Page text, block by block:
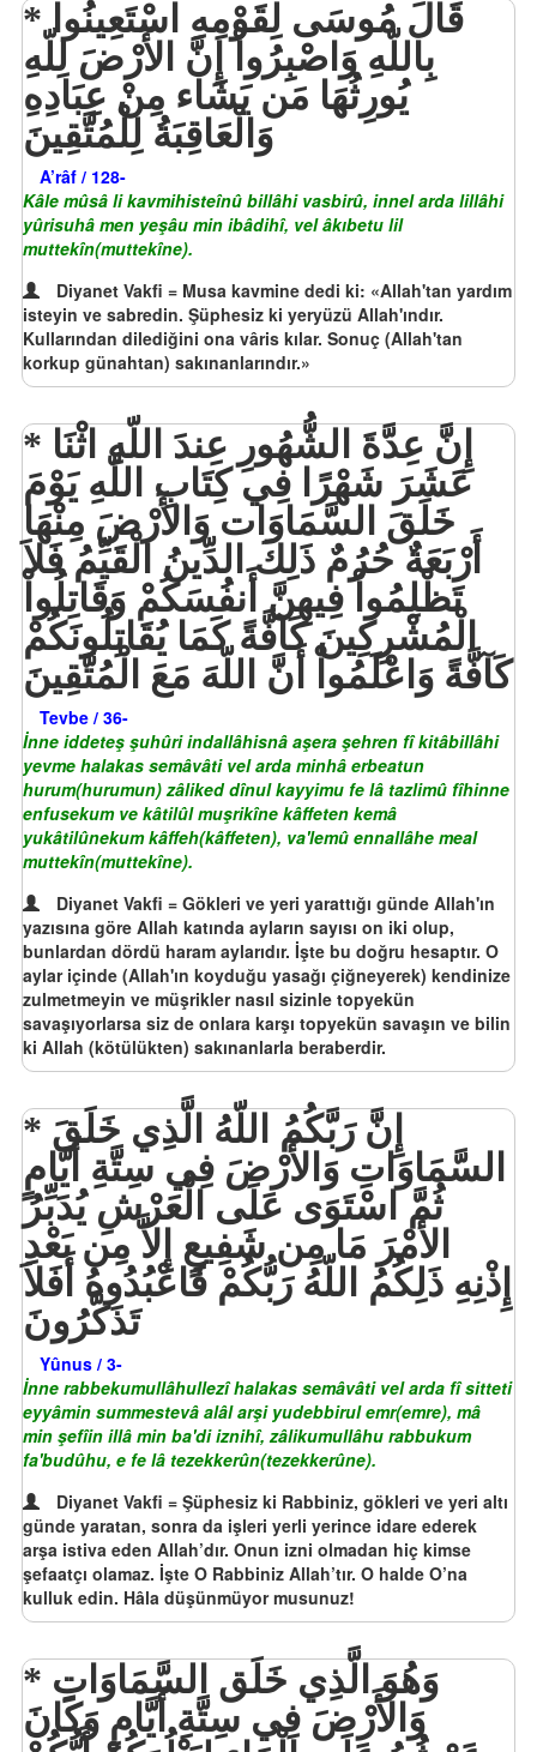
قَالَ مُوسَى لِقَوْمِهِ اسْتَعِينُوا
بِاللّهِ وَاصْبِرُواْ إِنَّ الأَرْضَ لِلّهِ
يُورِثُهَا مَن يَشَاء مِنْ عِبَادِهِ
وَالْعَاقِبَةُ لِلْمُتَّقِينَ
A’râf / 128-
Kâle mûsâ li kavmihisteînû billâhi vasbirû, innel arda lillâhi
yûrisuhâ men yeşâu min ibâdihî, vel âkıbetu lil
muttekîn(muttekîne).
Diyanet Vakfi = Musa kavmine dedi ki: «Allah'tan yardım
isteyin ve sabredin. Şüphesiz ki yeryüzü Allah'ındır.
Kullarından dilediğini ona vâris kılar. Sonuç (Allah'tan
korkup günahtan) sakınanlarındır.»
عَشَرَ شَهْرًا فِي كِتَابِ اللّهِ يَوْمَ
خَلَقَ السَّمَاوَات وَالأَرْضَ مِنْهَا
أَرْبَعَةٌ حُرُمٌ ذَلِكَ الدِّينُ الْقَيِّمُ فَلاَ
تَظْلِمُواْ فِيهِنَّ أَنفُسَكُمْ وَقَاتِلُواْ
الْمُشْرِكِينَ كَآفَّةً كَمَا يُقَاتِلُونَكُمْ
كَآفَّةً وَاعْلَمُواْ أَنَّ اللّهَ مَعَ الْمُتَّقِينَ
Tevbe / 36-
İnne iddeteş şuhûri indallâhisnâ aşera şehren fî kitâbillâhi
yevme halakas semâvâti vel arda minhâ erbeatun
hurum(hurumun) zâliked dînul kayyimu fe lâ tazlimû fîhinne
enfusekum ve kâtilûl muşrikîne kâffeten kemâ
yukâtilûnekum kâffeh(kâffeten), va'lemû ennallâhe meal
muttekîn(muttekîne).
Diyanet Vakfi = Gökleri ve yeri yarattığı günde Allah'ın
yazısına göre Allah katında ayların sayısı on iki olup,
bunlardan dördü haram aylarıdır. İşte bu doğru hesaptır. O
aylar içinde (Allah'ın koyduğu yasağı çiğneyerek) kendinize
zulmetmeyin ve müşrikler nasıl sizinle topyekün
savaşıyorlarsa siz de onlara karşı topyekün savaşın ve bilin
ki Allah (kötülükten) sakınanlarla beraberdir.
السَّمَاوَاتِ وَالأَرْضَ فِي سِتَّةِ أَيَّامٍ
ثُمَّ اسْتَوَى عَلَى الْعَرْشِ يُدَبِّرُ
الأَمْرَ مَا مِن شَفِيعٍ إِلاَّ مِن بَعْدِ
إِذْنِهِ ذَلِكُمُ اللّهُ رَبُّكُمْ فَاعْبُدُوهُ أَفَلاَ
تَذَكَّرُونَ
Yûnus / 3-
İnne rabbekumullâhullezî halakas semâvâti vel arda fî sitteti
eyyâmin summestevâ alâl arşi yudebbirul emr(emre), mâ
min şefîin illâ min ba'di iznihî, zâlikumullâhu rabbukum
fa'budûhu, e fe lâ tezekkerûn(tezekkerûne).
Diyanet Vakfi = Şüphesiz ki Rabbiniz, gökleri ve yeri altı
günde yaratan, sonra da işleri yerli yerince idare ederek
arşa istiva eden Allah’dır. Onun izni olmadan hiç kimse
şefaatçı olamaz. İşte O Rabbiniz Allah’tır. O halde O’na
kulluk edin. Hâla düşünmüyor musunuz!
وَالأَرْضَ فِي سِتَّةِ أَيَّامٍ وَكَانَ